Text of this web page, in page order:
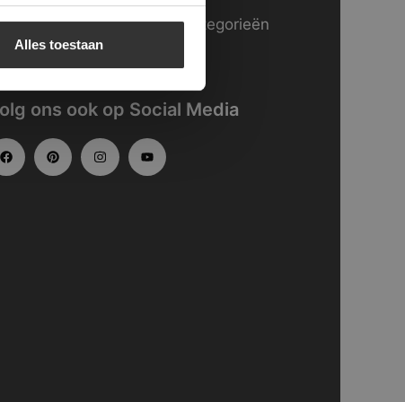
Alles toestaan
hieronze website in categorieën
ons ook op Social Media